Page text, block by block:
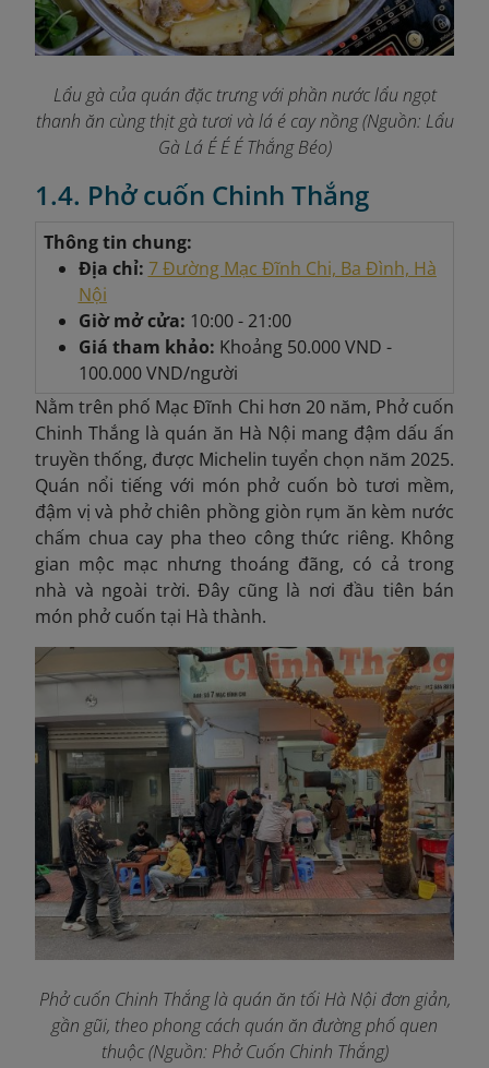
Lẩu gà của quán đặc trưng với phần nước lẩu ngọt
thanh ăn cùng thịt gà tươi và lá é cay nồng(Nguồn: Lẩu
Gà Lá É É É Thắng Béo)
1.4. Phở cuốn Chinh Thắng
Thông tin chung:
Địa chỉ: 7 Đường Mạc Đĩnh Chi, Ba Đình, Hà
Nội
Giờ mở cửa: 10:00 - 21:00
Giá tham khảo: Khoảng 50.000 VND -
100.000 VND/người
Nằm trên phố Mạc Đĩnh Chi hơn 20 năm, Phở cuốn
Chinh Thắng là quán ăn Hà Nội mang đậm dấu ấn
truyền thống, được Michelin tuyển chọn năm 2025.
Quán nổi tiếng với món phở cuốn bò tươi mềm,
đậm vị và phở chiên phồng giòn rụm ăn kèm nước
chấm chua cay pha theo công thức riêng. Không
gian mộc mạc nhưng thoáng đãng, có cả trong
nhà và ngoài trời. Đây cũng là nơi đầu tiên bán
món phở cuốn tại Hà thành.
Phở cuốn Chinh Thắng là quán ăn tối Hà Nội đơn giản,
gần gũi, theo phong cách quán ăn đường phố quen
thuộc (Nguồn: Phở Cuốn Chinh Thắng)